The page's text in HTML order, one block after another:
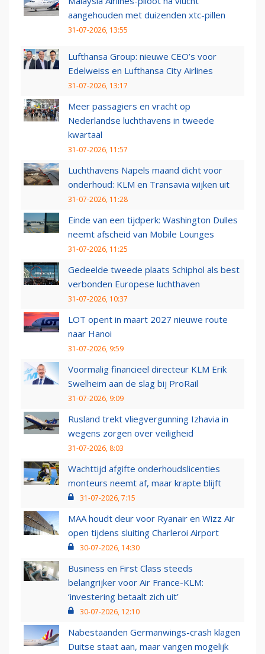
aangehouden met duizenden xtc-pillen
31-07-2026, 13:55
Lufthansa Group: nieuwe CEO’s voor
Edelweiss en Lufthansa City Airlines
31-07-2026, 13:17
Meer passagiers en vracht op
Nederlandse luchthavens in tweede
kwartaal
31-07-2026, 11:57
Luchthavens Napels maand dicht voor
onderhoud: KLM en Transavia wijken uit
31-07-2026, 11:28
Einde van een tijdperk: Washington Dulles
neemt afscheid van Mobile Lounges
31-07-2026, 11:25
Gedeelde tweede plaats Schiphol als best
verbonden Europese luchthaven
31-07-2026, 10:37
LOT opent in maart 2027 nieuwe route
naar Hanoi
31-07-2026, 9:59
Voormalig financieel directeur KLM Erik
Swelheim aan de slag bij ProRail
31-07-2026, 9:09
Rusland trekt vliegvergunning Izhavia in
wegens zorgen over veiligheid
31-07-2026, 8:03
Wachttijd afgifte onderhoudslicenties
monteurs neemt af, maar krapte blijft
31-07-2026, 7:15
MAA houdt deur voor Ryanair en Wizz Air
open tijdens sluiting Charleroi Airport
30-07-2026, 14:30
Business en First Class steeds
belangrijker voor Air France-KLM:
‘investering betaalt zich uit’
30-07-2026, 12:10
Nabestaanden Germanwings-crash klagen
Duitse staat aan, maar vangen mogelijk